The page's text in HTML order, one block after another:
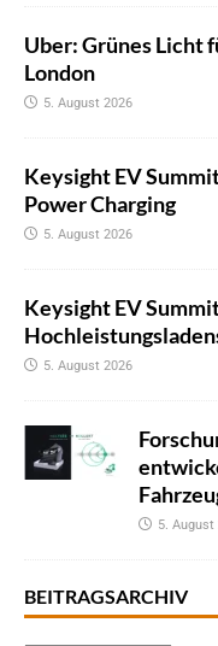
Uber: Grünes Licht
London
5. August 2026
Keysight EV
Power Charging
5. August 2026
Keysight EV
5. August 2026
5. August
BEITRAGSARCHIV